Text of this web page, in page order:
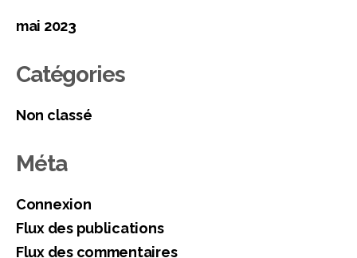
mai 2023
Catégories
Non classé
Méta
Connexion
Flux des publications
Flux des commentaires